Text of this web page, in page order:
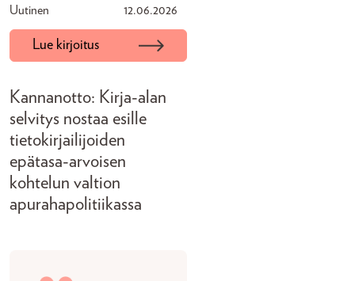
Uutinen 12.06.2026
Lue kirjoitus
Kannanotto: Kirja-alan
selvitys nostaa esille
tietokirjailijoiden
epätasa-arvoisen
kohtelun valtion
apurahapolitiikassa